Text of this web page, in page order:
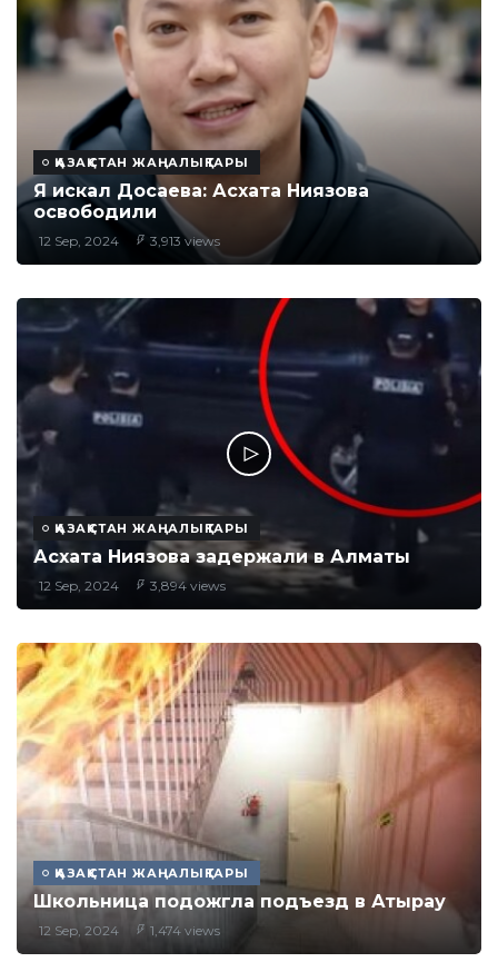
ҚАЗАҚСТАН ЖАҢАЛЫҚТАРЫ
Я искал Досаева: Асхата Ниязова
освободили
12 Sep, 2024 3,913 views
ҚАЗАҚСТАН ЖАҢАЛЫҚТАРЫ
Асхата Ниязова задержали в Алматы
12 Sep, 2024 3,894 views
ҚАЗАҚСТАН ЖАҢАЛЫҚТАРЫ
Школьница подожгла подъезд в Атырау
12 Sep, 2024 1,474 views